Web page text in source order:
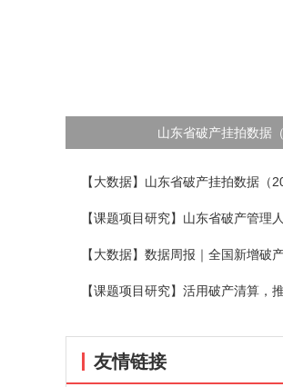
山东省破产挂拍数据（
【大数据】山东省破产挂拍数据（
友情链接